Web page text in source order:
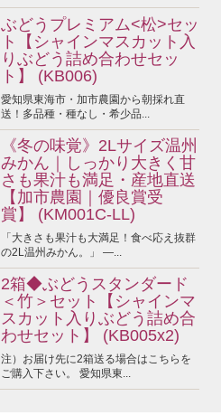
ぶどうプレミアム<松>セッ
ト【シャインマスカット入
りぶどう詰め合わせセッ
ト】 (KB006)
愛知県東海市・加市農園から朝採れ直
送！多品種・種なし・希少品...
《冬の味覚》2Lサイズ温州
みかん｜しっかり大きく甘
さも果汁も満足・産地直送
【加市農園｜優良賞受
賞】 (KM001C-LL)
「大きさも果汁も大満足！食べ応え抜群
の2L温州みかん。」 —...
2箱◆ぶどうスタンダード
＜竹＞セット【シャインマ
スカット入りぶどう詰め合
わせセット】 (KB005x2)
注）お届け先に2箱送る場合はこちらを
ご購入下さい。 愛知県東...